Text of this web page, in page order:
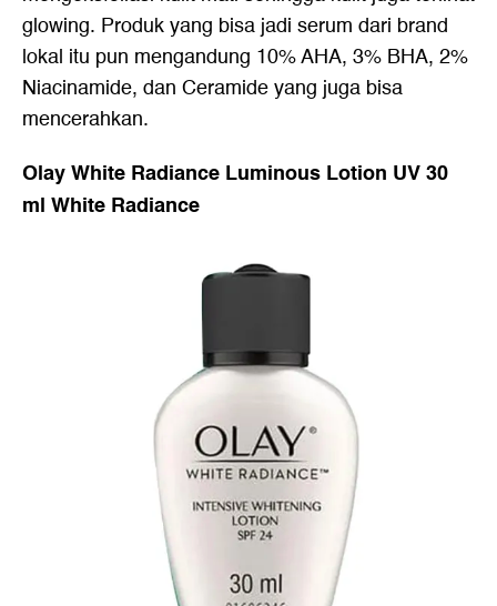
glowing. Produk yang bisa jadi serum dari brand
lokal itu pun mengandung 10% AHA, 3% BHA, 2%
Niacinamide, dan Ceramide yang juga bisa
mencerahkan.
Olay White Radiance Luminous Lotion UV 30
ml White Radiance